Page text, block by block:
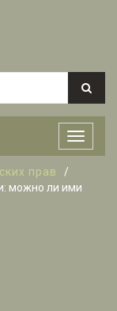
прав
можно ли ими